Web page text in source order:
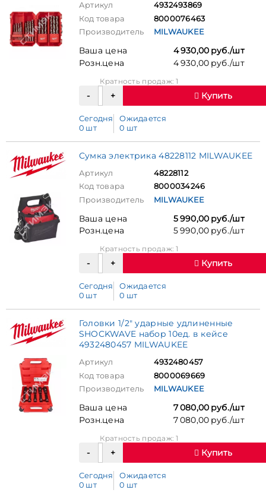
Артикул
4932493869
Код товара
8000076463
Производитель
MILWAUKEE
Ваша цена
4 930,00 руб./шт
Розн.цена
4 930,00 руб./шт
Кратность продаж: 1
Купить
Сегодня
0 шт
Ожидается
0 шт
Сумка электрика 48228112 MILWAUKEE
Артикул
48228112
Код товара
8000034246
Производитель
MILWAUKEE
Ваша цена
5 990,00 руб./шт
Розн.цена
5 990,00 руб./шт
Кратность продаж: 1
Купить
Сегодня
0 шт
Ожидается
0 шт
Головки 1/2" ударные удлиненные
SHOCKWAVE набор 10ед. в кейсе
4932480457 MILWAUKEE
Артикул
4932480457
Код товара
8000069669
Производитель
MILWAUKEE
Ваша цена
7 080,00 руб./шт
Розн.цена
7 080,00 руб./шт
Кратность продаж: 1
Купить
Сегодня
0 шт
Ожидается
0 шт